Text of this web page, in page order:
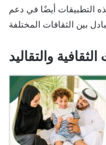
التطبيقات أيضًا في دعم
والتقاليد